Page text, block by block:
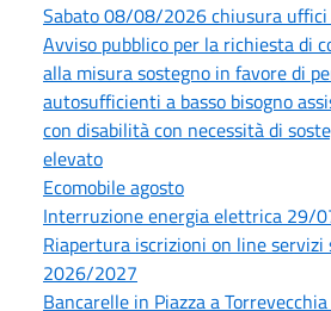
Sabato 08/08/2026 chiusura
Avviso pubblico per la richiesta di
alla misura sostegno in favore di
autosufficienti a basso bisogno
con disabilità con necessità di
elevato
Ecomobile agosto
Interruzione energia elettrica 29/
Riapertura iscrizioni on line servizi
2026/2027
Bancarelle in Piazza a